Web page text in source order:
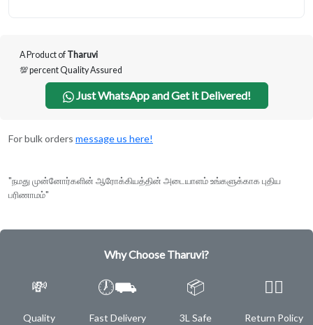
A Product of Tharuvi
💯 percent Quality Assured
Just WhatsApp and Get it Delivered!
For bulk orders message us here!
"நமது முன்னோர்களின் ஆரோக்கியத்தின் அடையாளம் உங்களுக்காக புதிய
பரிணாமம்"
Why Choose Tharuvi?
💸
Quality
🕖⛟
Fast Delivery
📦
3L Safe
✌🏿
Return Policy